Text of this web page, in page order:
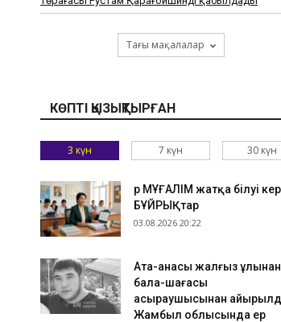
2027 жылға дейін өңірлерде заманауи
травматологиялық орталықтар құрылады
Қазақстанда Транскаспий суасты талшықты-
оптикалық байланыс желісі құрылысының
05.08.2026 18:07
Жамбыл облысында жолға таласқан
ағайындылар жүргізушіні соққыға жықты
05.08.2026 17:54
Қазақстанда 200-ден астам ресейлік телеарна
тіркелген
05.08.2026 17:48
Шымкентте сапалы интернетпен қамту
жұмысытары жалғасуда
Тағы мақалалар
КӨПТІ ҚЫЗЫҚТЫРҒАН
3 күн 7 күн 30 күн
Әр МҰҒАЛІМ жатқа білуі
БҰЙРЫҚтар
03.08.2026 20:22
Ата-анасы жалғыз
бала-шағасы
асыраушысынан
Жамбыл облысында ер